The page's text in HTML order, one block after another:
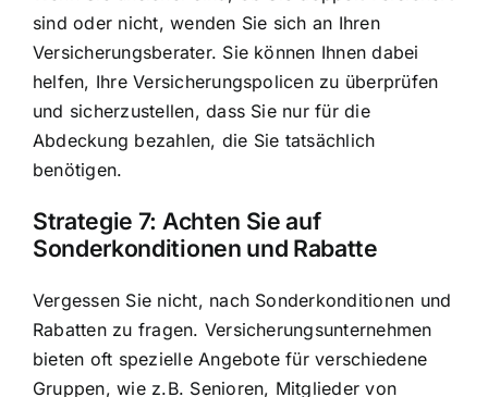
sind oder nicht, wenden Sie sich an Ihren
Versicherungsberater. Sie können Ihnen dabei
helfen, Ihre Versicherungspolicen zu überprüfen
und sicherzustellen, dass Sie nur für die
Abdeckung bezahlen, die Sie tatsächlich
benötigen.
Strategie 7: Achten Sie auf
Sonderkonditionen und Rabatte
Vergessen Sie nicht, nach Sonderkonditionen und
Rabatten zu fragen. Versicherungsunternehmen
bieten oft spezielle Angebote für verschiedene
Gruppen, wie z.B. Senioren, Mitglieder von